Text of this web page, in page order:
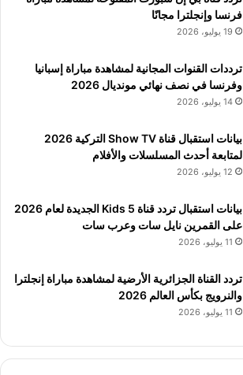
فرنسا وإنجلترا مجانًا
19 يوليو، 2026
ترددات القنوات المجانية لمشاهدة مباراة إسبانيا
وفرنسا في نصف نهائي مونديال 2026
14 يوليو، 2026
بيانات استقبال قناة Show TV التركية 2026
لمتابعة أحدث المسلسلات والأفلام
12 يوليو، 2026
بيانات استقبال تردد قناة 5 Kids الجديدة لعام 2026
على القمرين نايل سات وعرب سات
11 يوليو، 2026
تردد القناة الجزائرية الأرضية لمشاهدة مباراة إنجلترا
والنرويج بكأس العالم 2026
11 يوليو، 2026